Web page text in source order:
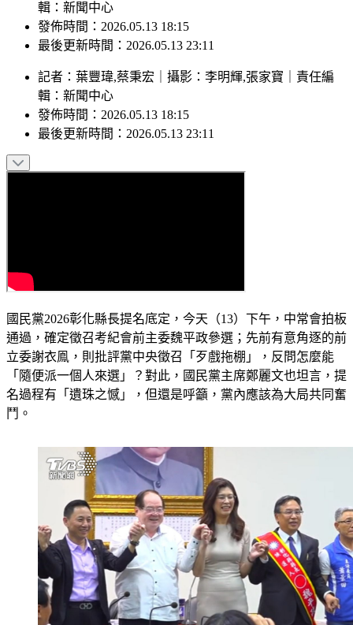
輯：新聞中心
發佈時間：2026.05.13 18:15
最後更新時間：2026.05.13 23:11
記者 ： 葉豐瑋,蔡秉宏 攝影 ： 李明輝,張家寶
責任編
輯 ： 新聞中心
發佈時間： 2026.05.13 18:15
最後更新時間： 2026.05.13 23:11
國民黨2026彰化縣長提名底定，今天（13）下午，中常會拍板
通過，確定徵召考紀會前主委魏平政參選；先前有意角逐的前
立委謝衣鳯，則批評黨中央徵召「歹戲拖棚」，反問怎麼能
「隨便派一個人來選」？對此，國民黨主席鄭麗文也坦言，提
名過程有「遺珠之憾」，但還是呼籲，黨內應該為大局共同奮
鬥。